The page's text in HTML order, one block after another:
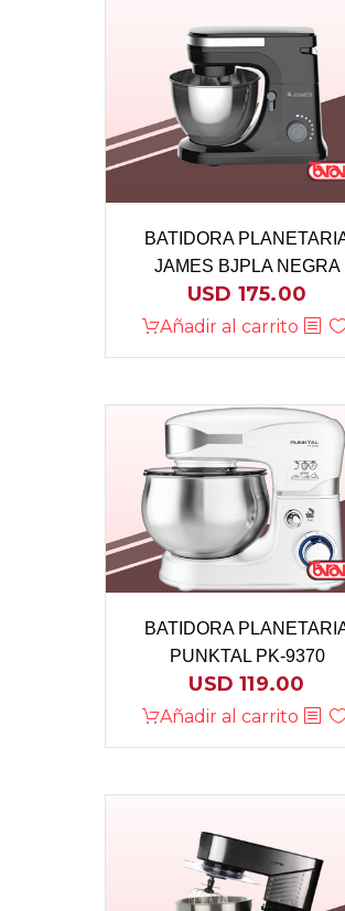
BATIDORA
JAMES BJPLA NEGRA
USD 175.00
Añadir al carrito
BATIDORA
PUNKTAL PK-9370
USD119.00
Añadir al carrito